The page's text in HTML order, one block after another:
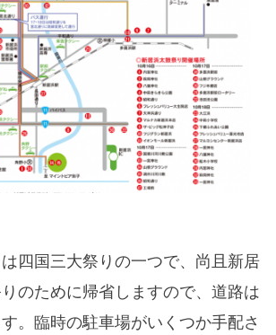
四国三大祭りの一つで、尚且新居
のために帰省しますので、道路は
。臨時の駐車場がいくつか手配さ